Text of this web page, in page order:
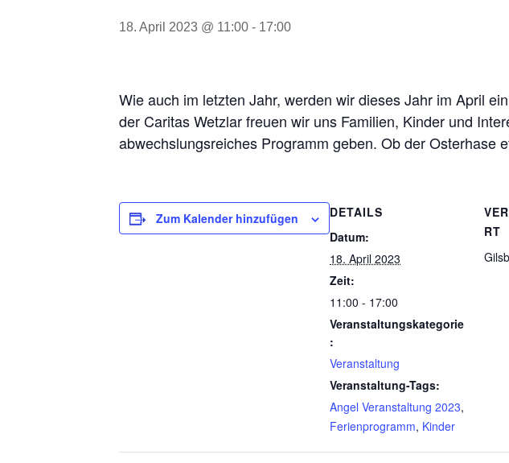
18. April 2023 @ 11:00 - 17:00
Wie auch im letzten Jahr, werden wir dieses Jahr im April
der Caritas Wetzlar freuen wir uns Familien, Kinder und
abwechslungsreiches Programm geben. Ob der Osterhase
Zum Kalender hinzufügen
DETAILS
Datum:
18. April 2023
Zeit:
11:00 - 17:00
Veranstaltungskategorie
:
Veranstaltung
Veranstaltung-Tags:
Angel Veranstaltung 2023,
Ferienprogramm, Kinder
RT